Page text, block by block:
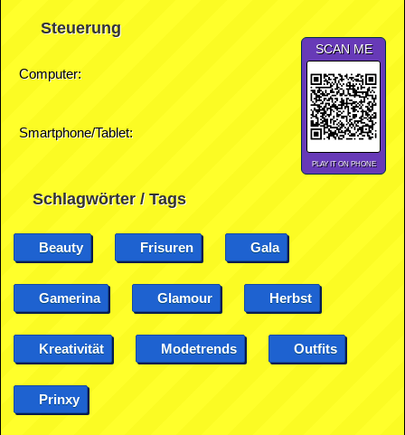
Steuerung
Computer:
Smartphone/Tablet:
SCAN ME
PLAY IT ON PHONE
Schlagwörter / Tags
Beauty Frisuren Gala
Gamerina Glamour Herbst
Kreativität Modetrends Outfits
Prinxy